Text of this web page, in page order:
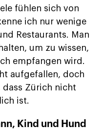
fühlen sich von
ich nur wenige
Restaurants. Man
um zu wissen,
empfangen wird.
aufgefallen, doch
Zürich nicht
ist.
Kind und Hund